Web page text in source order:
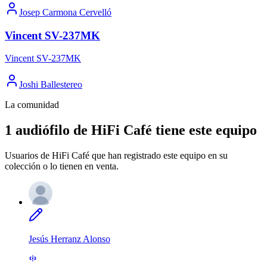
Josep Carmona Cervelló
Vincent SV-237MK
Vincent SV-237MK
Joshi Ballestereo
La comunidad
1 audiófilo de HiFi Café tiene este equipo
Usuarios de HiFi Café que han registrado este equipo en su
colección o lo tienen en venta.
Jesús Herranz Alonso